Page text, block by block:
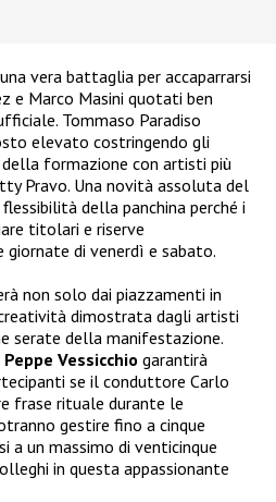
vera battaglia per accaparrarsi
e Marco Masini quotati ben
Tommaso Paradiso
elevato costringendo gli
formazione con artisti più
Pravo. Una novità assoluta del
della panchina perché i
titolari e riserve
di venerdì e sabato.
non solo dai piazzamenti in
dimostrata dagli artisti
serate della manifestazione.
Vessicchio garantirà
se il conduttore Carlo
frase rituale durante le
gestire fino a cinque
a un massimo di venticinque
in questa appassionante